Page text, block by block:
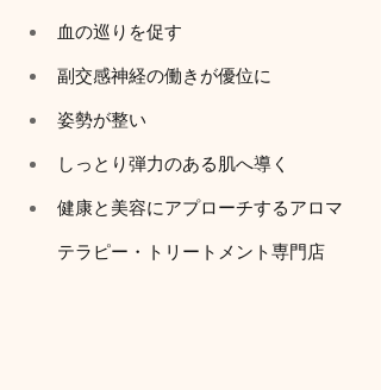
血の巡りを促す
副交感神経の働きが優位に
姿勢が整い
しっとり弾力のある肌へ導く
健康と美容にアプローチするアロマ
テラピー・トリートメント専門店